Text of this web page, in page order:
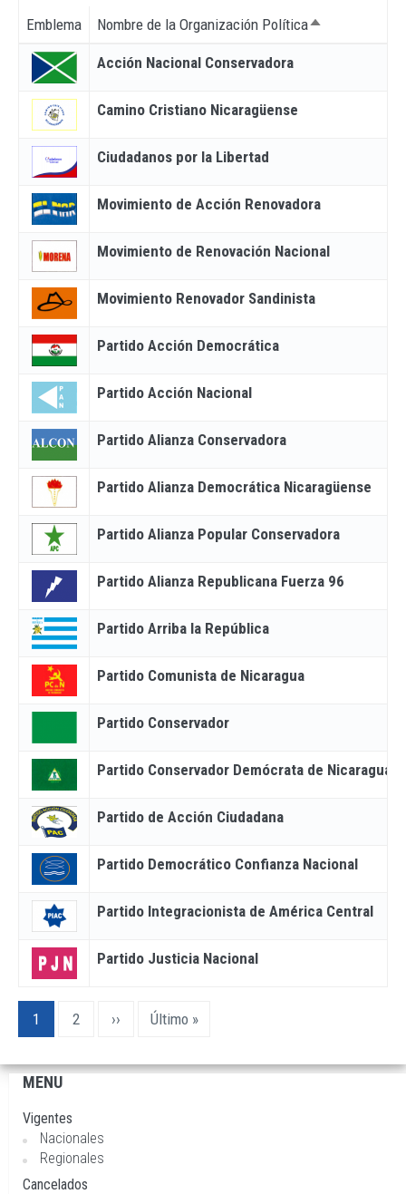
Emblema Nombre de la Organización PolíticaOrdenar
Acción Nacional Conservadora
Camino Cristiano Nicaragüense
Ciudadanos por la Libertad
Movimiento de Acción Renovadora
Movimiento de Renovación Nacional
Movimiento Renovador Sandinista
Partido Acción Democrática
Partido Acción Nacional
Partido Alianza Conservadora
Partido Alianza Democrática Nicaragüense
Partido Alianza Popular Conservadora
Partido Alianza Republicana Fuerza 96
Partido Arriba la República
Partido Comunista de Nicaragua
Partido Conservador
Partido Conservador Demócrata de Nicaragua
Partido de Acción Ciudadana
Partido Democrático Confianza Nacional
Partido Integracionista de América Central
Partido Justicia Nacional
Paginación
Página
actual
1 Page
2
Siguiente
››
Última
Último »
Navegación
principal
MENU
Vigentes
Nacionales
Regionales
Cancelados